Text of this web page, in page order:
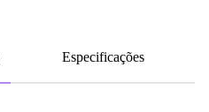
Especificações